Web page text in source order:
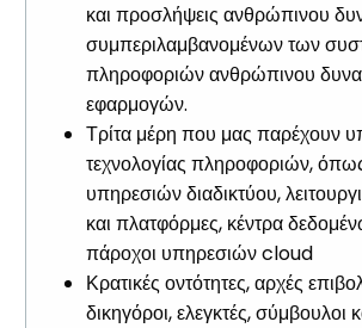
και προσλήψεις ανθρώπινου
συμπεριλαμβανομένων των
πληροφοριών ανθρώπινου
εφαρμογών.
Τρίτα μέρη που μας παρέχουν
τεχνολογίας πληροφοριών,
υπηρεσιών διαδικτύου,
και πλατφόρμες, κέντρα
πάροχοι υπηρεσιών cloud
Κρατικές οντότητες, αρχές
δικηγόροι, ελεγκτές, σύμβουλοι